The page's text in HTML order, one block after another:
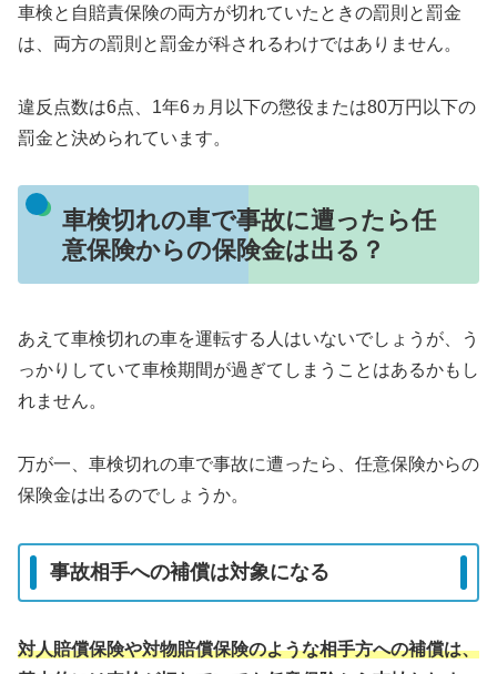
車検と自賠責保険の両方が切れていたときの罰則と罰金
は、両方の罰則と罰金が科されるわけではありません。
違反点数は6点、1年6ヵ月以下の懲役または80万円以下の
罰金と決められています。
車検切れの車で事故に遭ったら任
意保険からの保険金は出る？
あえて車検切れの車を運転する人はいないでしょうが、う
っかりしていて車検期間が過ぎてしまうことはあるかもし
れません。
万が一、車検切れの車で事故に遭ったら、任意保険からの
保険金は出るのでしょうか。
事故相手への補償は対象になる
対人賠償保険や対物賠償保険のような相手方への補償は、